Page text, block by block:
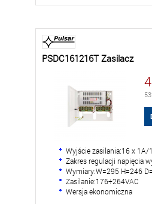
PSDC161216T Zasilacz
Wyjście zasilania:16 x 1A/
Zakres regulacji napięcia
Wymiary:W=295 H=246
Zasilanie:176÷264VAC
Wersja ekonomiczna